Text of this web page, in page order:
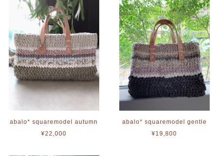
abalo* squaremodel autumn
¥22,000
abalo* squaremodel gentle
¥19,800